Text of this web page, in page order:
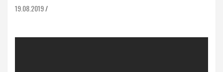
19.08.2019